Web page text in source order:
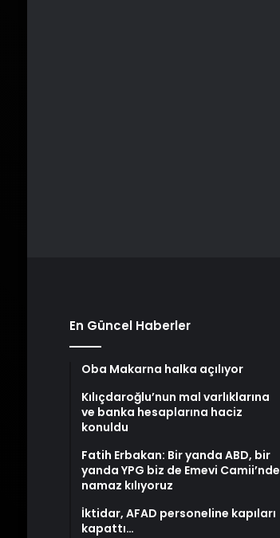
En Güncel Haberler
Oba Makarna halka açılıyor
Kılıçdaroğlu’nun mal varlıklarına
ve banka hesaplarına haciz
konuldu
Fatih Erbakan: Bir yanda ABD, bir
yanda YPG biz de Emevi Camii’nde
namaz kılıyoruz
İktidar, AFAD personeline kapıları
kapattı…